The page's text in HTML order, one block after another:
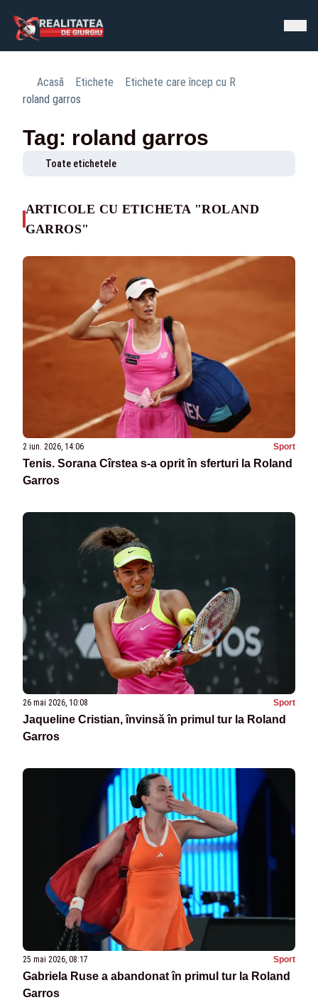
Acasă Etichete
Etichete care încep cu R
roland garros
Tag: roland garros
Toate etichetele
ARTICOLE CU ETICHETA "ROLAND
GARROS"
2 iun. 2026, 14:06 Sport
Tenis. Sorana Cîrstea s-a oprit în sferturi la Roland
Garros
26 mai 2026, 10:08 Sport
Jaqueline Cristian, învinsă în primul tur la Roland
Garros
25 mai 2026, 08:17 Sport
Gabriela Ruse a abandonat în primul tur la Roland
Garros